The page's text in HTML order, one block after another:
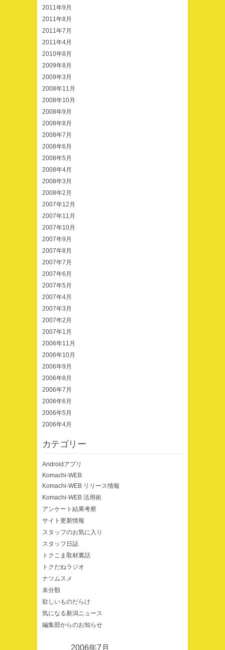
2011年9月
2011年8月
2011年7月
2011年4月
2010年8月
2009年8月
2009年3月
2008年11月
2008年10月
2008年9月
2008年8月
2008年7月
2008年6月
2008年5月
2008年4月
2008年3月
2008年2月
2007年12月
2007年11月
2007年10月
2007年9月
2007年8月
2007年7月
2007年6月
2007年5月
2007年4月
2007年3月
2007年2月
2007年1月
2006年11月
2006年10月
2006年9月
2006年8月
2006年7月
2006年6月
2006年5月
2006年4月
カテゴリー
Androidアプリ
Komachi-WEB
Komachi-WEB リリース情報
Komachi-WEB 活用術
アンケート結果考察
サイト更新情報
スタッフのお気に入り
スタッフ日誌
トクこま取材裏話
トクだねラジオ
ナツムスメ
未分類
欲しいものだらけ
気になる新潟ニュース
編集部からのお知らせ
2006年7月